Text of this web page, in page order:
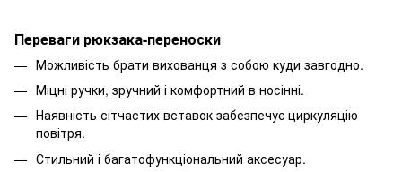
Переваги рюкзака-переноски
Можливість брати вихованця з собою куди завгодно.
Міцні ручки, зручний і комфортний в носінні.
Наявність сітчастих вставок забезпечує циркуляцію
повітря.
Стильний і багатофункціональний аксесуар.